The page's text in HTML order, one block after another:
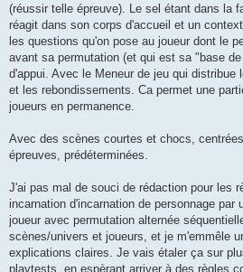
(réussir telle épreuve). Le sel étant dans la
réagit dans son corps d'accueil et un
les questions qu'on pose au joueur dont le
avant sa permutation (et qui est sa "base
d'appui. Avec le Meneur de jeu qui distribue
et les rebondissements. Ca permet une
joueurs en permanence.
Avec des scènes courtes et chocs,
épreuves, prédéterminées.
J'ai pas mal de souci de rédaction pour les
incarnation d'incarnation de personnage par
joueur avec permutation alternée
scènes/univers et joueurs, et je m'emmêle
explications claires. Je vais étaler ça sur
playtests, en espèrant arriver à des règles